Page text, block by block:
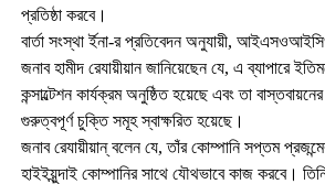
প্রতিষ্ঠা করবে।
বার্তা সংস্থা র্ইনা-র প্রতিবেদন অনুযায়ী,
জনাব হামীদ রেযায়ীয়ান জানিয়েছেন যে, এ ব্যাপারে
কন্সাল্টেশন কার্যক্রম অনুষ্ঠিত হয়েছে এবং তা
গুরুত্বপূর্ণ চুক্তি সমূহ স্বাক্ষরিত হয়েছে।
জনাব রেযায়ীয়ান্ বলেন যে, তাঁর কোম্পানি সপ্তম
হাইইয়ুন্দাই কোম্পানির সাথে যৌথভাবে কাজ করবে।